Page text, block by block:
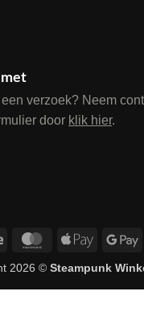
verzoek? Neem
door klik hier.
Stripe MasterCardApple
2026 © Steampunk